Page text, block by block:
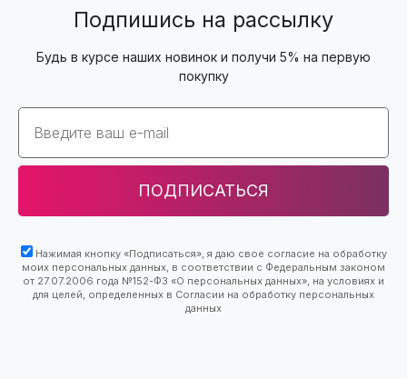
Подпишись на рассылку
Будь в курсе наших новинок и получи 5% на первую
покупку
Email
ПОДПИСАТЬСЯ
Нажимая кнопку «Подписаться», я даю свое согласие на обработку
моих персональных данных, в соответствии с Федеральным законом
от 27.07.2006 года №152-ФЗ «О персональных данных», на условиях и
для целей, определенных в Согласии на обработку персональных
данных